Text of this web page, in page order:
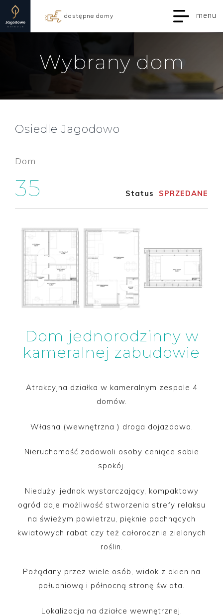
menu
dostępne domy
Wybrany dom
Osiedle Jagodowo
Dom
35 Status SPRZEDANE
Dom jednorodzinny w
kameralnej zabudowie
Atrakcyjna działka w kameralnym zespole 4
domów.
Własna (wewnętrzna ) droga dojazdowa.
Nieruchomość zadowoli osoby ceniące sobie
spokój.
Nieduży, jednak wystarczający, kompaktowy
ogród daje możliwość stworzenia strefy relaksu
na świeżym powietrzu, pięknie pachnących
kwiatowych rabat czy też całorocznie zielonych
roślin.
Pożądany przez wiele osób, widok z okien na
południową i północną stronę świata.
Lokalizacja na działce wewnętrznej.